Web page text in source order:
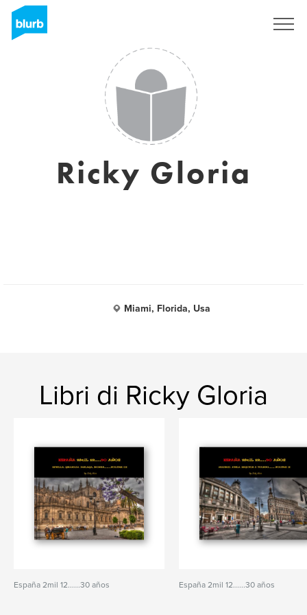
Ricky Gloria
Miami, Florida, Usa
Libri di Ricky Gloria
España 2mil 12......30 años España 2mil 12......30 años